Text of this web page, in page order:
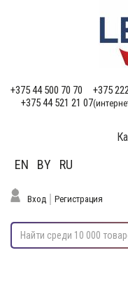
+375 44 500 70 70
+375
+375 44 521 21 07
EN BY RU
Вход Регистрация